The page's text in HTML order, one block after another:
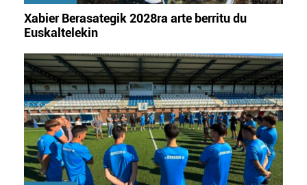
Xabier Berasategik 2028ra arte berritu du
Euskaltelekin